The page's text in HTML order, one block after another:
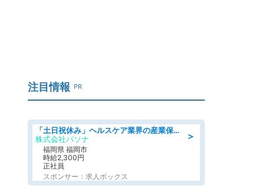
注目情報 PR
＞
「土日祝休み」ヘルスケア業界の産業保健師/高時給/未経験OK/要資格:保健師、正看護師
株式会社パソナ
福岡県 福岡市
時給2,300円
正社員
スポンサー：求人ボックス